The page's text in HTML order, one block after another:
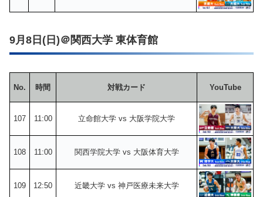
9月8日(日)＠関西大学 東体育館
No. 時間 対戦カード YouTube
107 11:00 立命館大学 vs 大阪学院大学
108 11:00 関西学院大学 vs 大阪体育大学
109 12:50 近畿大学 vs 神戸医療未来大学